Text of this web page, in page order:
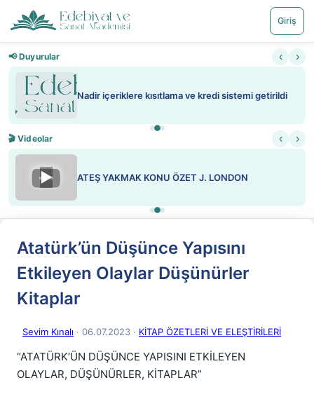
Giriş
📢 Duyurular ‹ ›
Nadir içeriklere kısıtlama ve kredi sistemi getirildi
🎬 Videolar ‹ ›
▶ ATEŞ YAKMAK KONU ÖZET J. LONDON
Atatürk’ün Düşünce Yapısını
Etkileyen Olaylar Düşünürler
Kitaplar
Sevim Kınalı · 06.07.2023 · KİTAP ÖZETLERİ VE ELEŞTİRİLERİ
“ATATÜRK’ÜN DÜŞÜNCE YAPISINI ETKİLEYEN
OLAYLAR, DÜŞÜNÜRLER, KİTAPLAR”